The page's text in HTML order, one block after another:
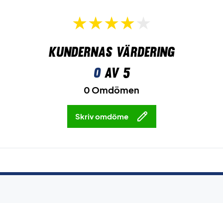
Kundernas värdering
0av 5
0 Omdömen
Skriv omdöme